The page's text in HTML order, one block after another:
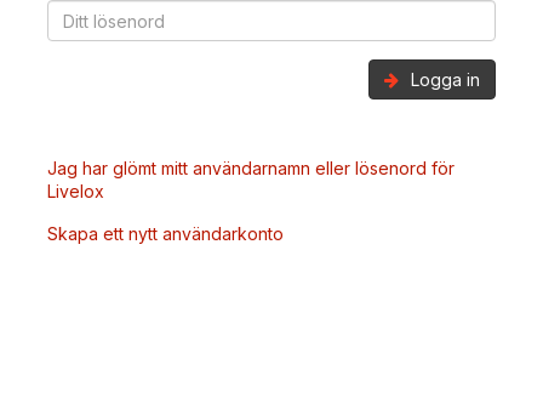
Logga in
Jag har glömt mitt användarnamn eller lösenord för
Livelox
Skapa ett nytt användarkonto